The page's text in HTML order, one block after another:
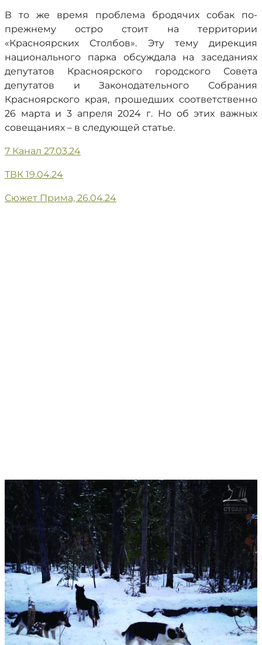
В то же время проблема бродячих собак по-
прежнему остро стоит на территории
«Красноярских Столбов». Эту тему дирекция
национального парка обсуждала на заседаниях
депутатов Красноярского городского Совета
депутатов и Законодательного Собрания
Красноярского края, прошедших соответственно
26 марта и 3 апреля 2024 г. Но об этих важных
совещаниях – в следующей статье.
7 Канал 27.03.24
ТВК 19.04.24
Сюжет Прима, 26.04.24